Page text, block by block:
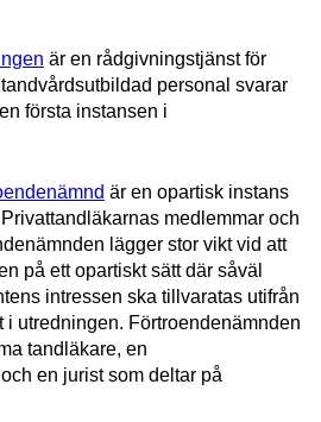
är en rådgivningstjänst för
personal svarar
första instansen i
är en opartisk instans
medlemmar och
lägger stor vikt vid att
på ett opartiskt sätt där såväl
intressen ska tillvaratas utifrån
i utredningen. Förtroendenämnden
tandläkare, en
en jurist som deltar på